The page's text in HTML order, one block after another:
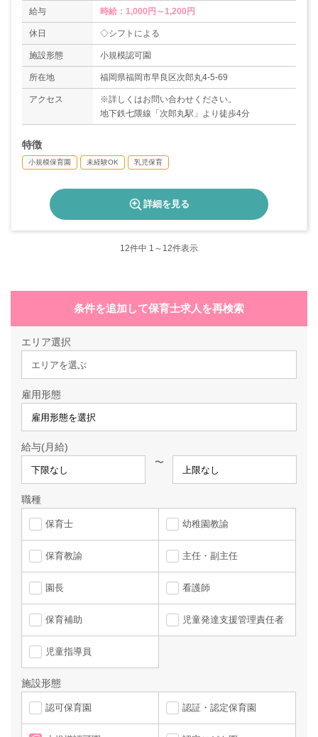
給与 時給：1,000円～1,200円
休日 ◇シフトによる
施設形態 小規模認可園
所在地 福岡県福岡市早良区次郎丸4-5-69
アクセス
※詳しくはお問い合わせください。
地下鉄七隈線「次郎丸駅」より徒歩4分
特徴
小規模保育園 未経験OK 乳児保育
詳細を見る
12件中 1～12件表示
条件を追加して保育士求人を再検索
エリア選択
エリアを選ぶ
雇用形態
給与(月給)
〜
職種
保育士 幼稚園教諭
保育教諭 主任・副主任
園長 看護師
保育補助 児童発達支援管理責任者
児童指導員
施設形態
認可保育園 認証・認定保育園